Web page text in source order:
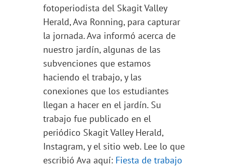
fotoperiodista del Skagit Valley
Herald, Ava Ronning, para capturar
la jornada. Ava informó acerca de
nuestro jardín, algunas de las
subvenciones que estamos
haciendo el trabajo, y las
conexiones que los estudiantes
llegan a hacer en el jardín. Su
trabajo fue publicado en el
periódico Skagit Valley Herald,
Instagram, y el sitio web. Lee lo que
escribió Ava aquí: Fiesta de trabajo